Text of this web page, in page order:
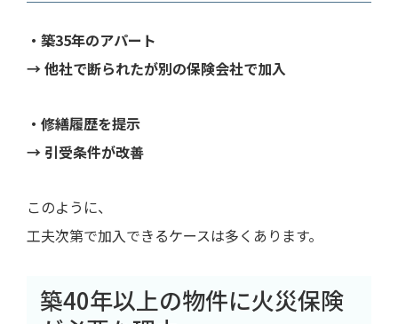
・築35年のアパート
→ 他社で断られたが別の保険会社で加入
・修繕履歴を提示
→ 引受条件が改善
このように、
工夫次第で加入できるケースは多くあります。
築40年以上の物件に火災保険